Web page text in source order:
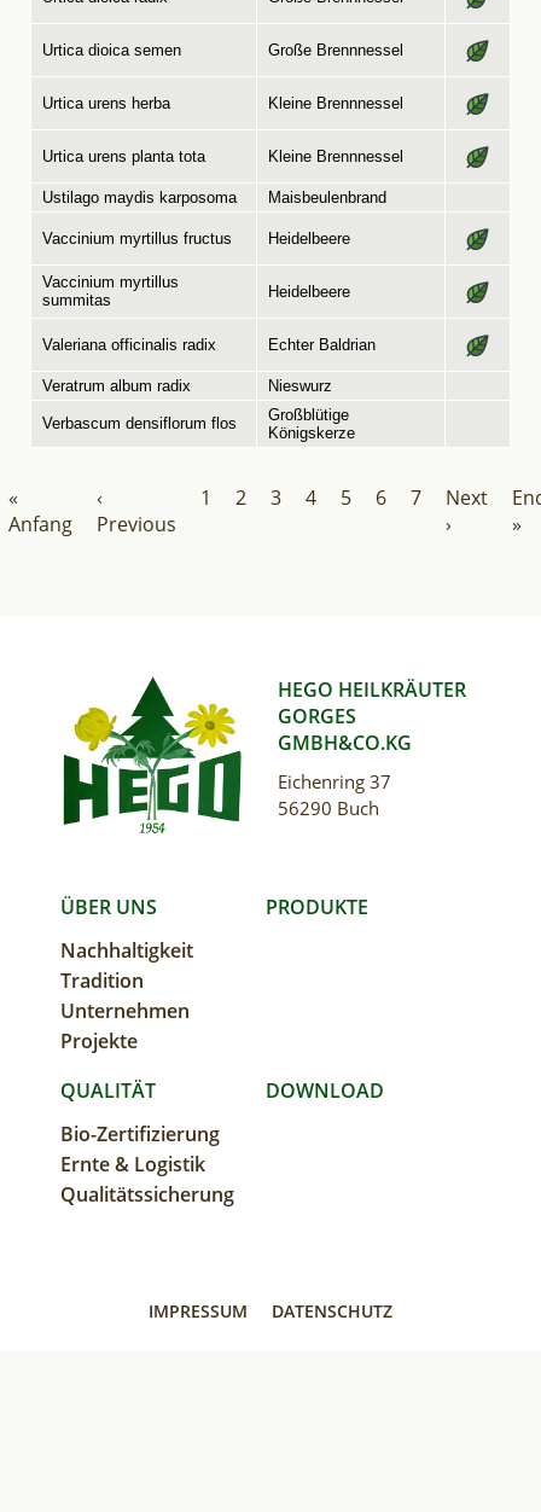
Urtica dioica semen Große Brennnessel
Urtica urens herba Kleine Brennnessel
Urtica urens planta tota Kleine Brennnessel
Ustilago maydis karposoma Maisbeulenbrand
Vaccinium myrtillus fructus Heidelbeere
Vaccinium myrtillus
summitas
Heidelbeere
Valeriana officinalis radix Echter Baldrian
Veratrum album radix Nieswurz
Verbascum densiflorum flos
Großblütige
Königskerze
First
page
«
Anfang
Previous
page
‹
Previous
Seite
1 Seite
2 Seite
3 Seite
4 Seite
5
Aktuelle
6 Seite
7
Next
page
Next
›
»
HEGO HEILKRÄUTER
GORGES
GMBH&CO.KG
Eichenring 37
56290 Buch
MAIN
NAVIGATION
ÜBER UNS
Nachhaltigkeit
Tradition
Unternehmen
Projekte
PRODUKTE
QUALITÄT
Bio-Zertifizierung
Ernte & Logistik
Qualitätssicherung
DOWNLOAD
IMPRESSUM DATENSCHUTZ